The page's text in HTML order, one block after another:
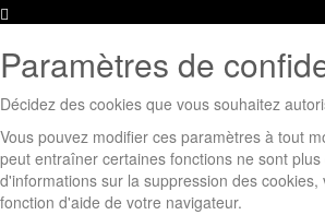
boîte
cookies
la
boîte
à
Paramètres de
Décidez des cookies que vous souhaitez
Vous pouvez modifier ces paramètres à tout
peut entraîner certaines fonctions ne sont
d'informations sur la suppression des cookies,
fonction d'aide de votre navigateur.